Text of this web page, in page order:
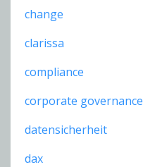
change
clarissa
compliance
corporate governance
datensicherheit
dax